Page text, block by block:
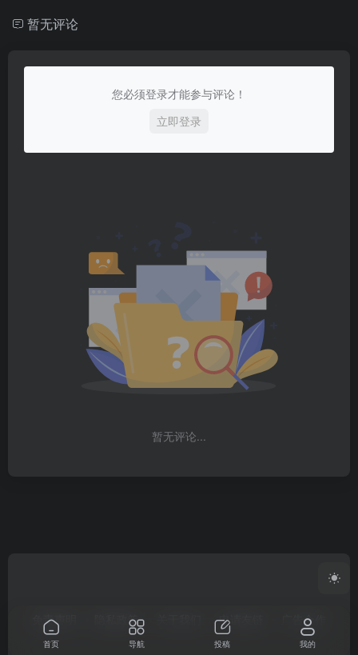
暂无评论
您必须登录才能参与评论！
立即登录
暂无评论...
免责声明 隐私政策 申请友链 广告合作
首页 导航 投稿 我的